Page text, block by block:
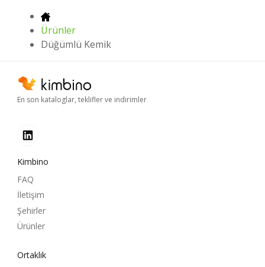
Ürünler
Düğümlü Kemik
En son kataloglar, teklifler ve indirimler
Kimbino
FAQ
İletişim
Şehirler
Ürünler
Ortaklık